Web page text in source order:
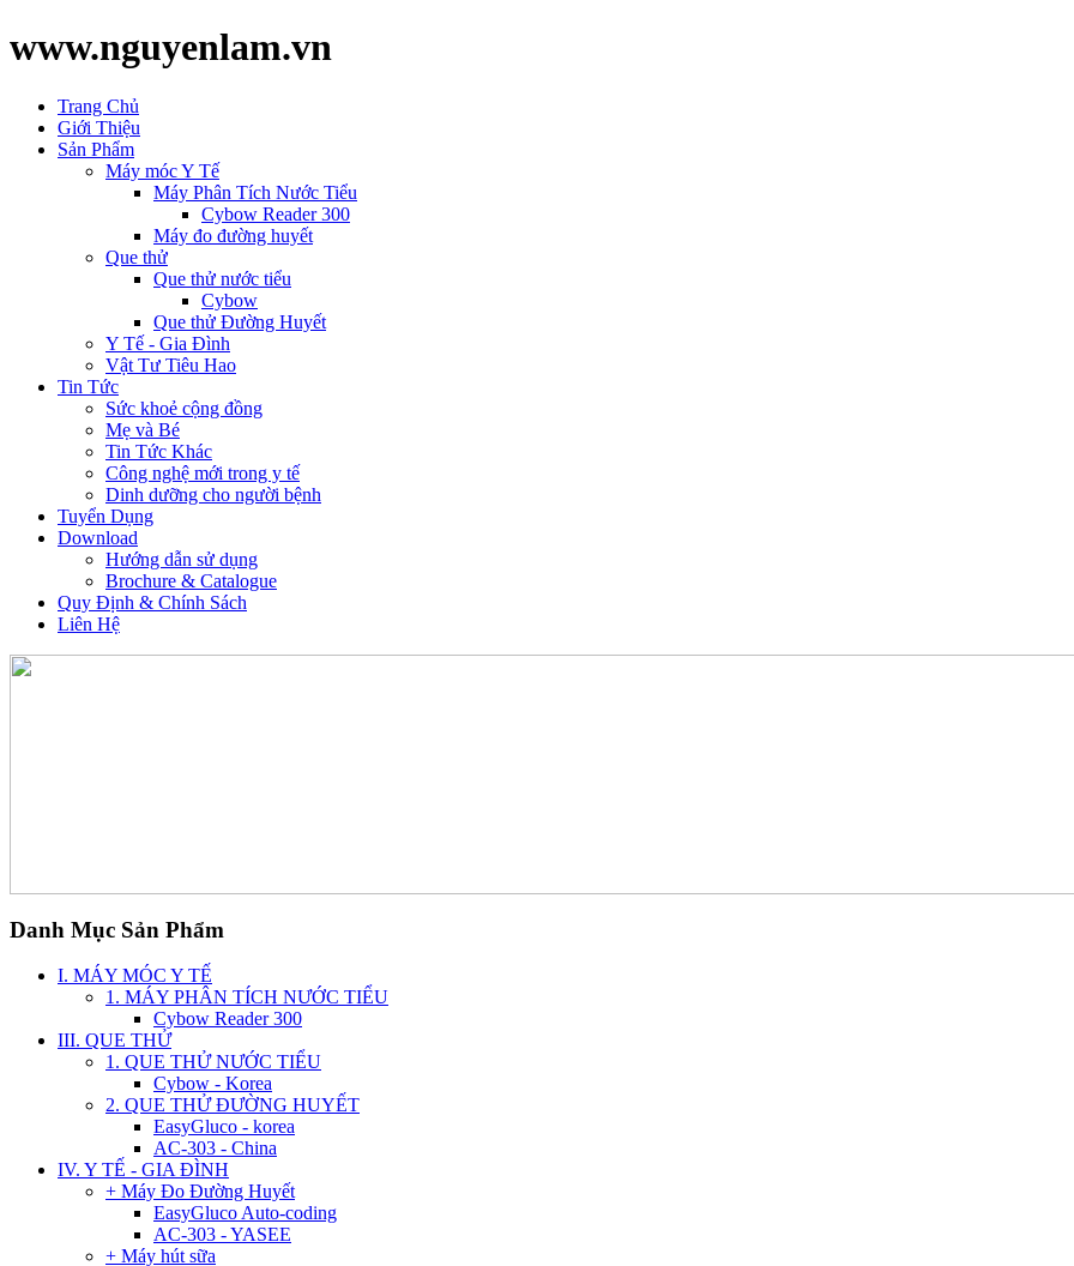
www.nguyenlam.vn
Trang Chủ
Giới Thiệu
Sản Phẩm
Máy móc Y Tế
Máy Phân Tích Nước Tiểu
Cybow Reader 300
Máy đo đường huyết
Que thử
Que thử nước tiểu
Cybow
Que thử Đường Huyết
Y Tế - Gia Đình
Vật Tư Tiêu Hao
Tin Tức
Sức khoẻ cộng đồng
Mẹ và Bé
Tin Tức Khác
Công nghệ mới trong y tế
Dinh dưỡng cho người bệnh
Tuyển Dụng
Download
Hướng dẫn sử dụng
Brochure & Catalogue
Quy Định & Chính Sách
Liên Hệ
Danh Mục Sản Phẩm
I. MÁY MÓC Y TẾ
1. MÁY PHÂN TÍCH NƯỚC TIỂU
Cybow Reader 300
III. QUE THỬ
1. QUE THỬ NƯỚC TIỂU
Cybow - Korea
2. QUE THỬ ĐƯỜNG HUYẾT
EasyGluco - korea
AC-303 - China
IV. Y TẾ - GIA ĐÌNH
+ Máy Đo Đường Huyết
EasyGluco Auto-coding
AC-303 - YASEE
+ Máy hút sữa